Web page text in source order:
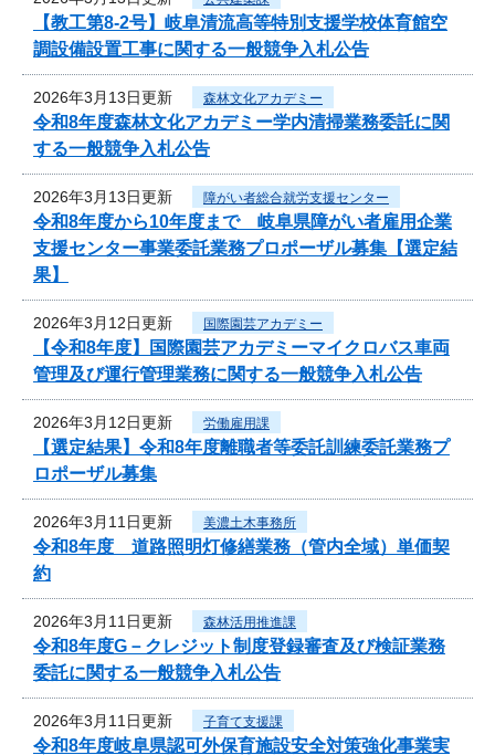
【教工第8-2号】岐阜清流高等特別支援学校体育館空
調設備設置工事に関する一般競争入札公告
2026年3月13日更新 森林文化アカデミー
令和8年度森林文化アカデミー学内清掃業務委託に関
する一般競争入札公告
2026年3月13日更新 障がい者総合就労支援センター
令和8年度から10年度まで 岐阜県障がい者雇用企業
支援センター事業委託業務プロポーザル募集【選定結
果】
2026年3月12日更新 国際園芸アカデミー
【令和8年度】国際園芸アカデミーマイクロバス車両
管理及び運行管理業務に関する一般競争入札公告
2026年3月12日更新 労働雇用課
【選定結果】令和8年度離職者等委託訓練委託業務プ
ロポーザル募集
2026年3月11日更新 美濃土木事務所
令和8年度 道路照明灯修繕業務（管内全域）単価契
約
2026年3月11日更新 森林活用推進課
令和8年度G－クレジット制度登録審査及び検証業務
委託に関する一般競争入札公告
2026年3月11日更新 子育て支援課
令和8年度岐阜県認可外保育施設安全対策強化事業実